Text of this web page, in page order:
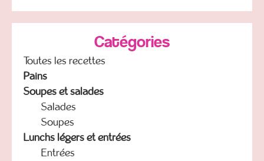
Catégories
Toutes les recettes
Pains
Soupes et salades
Salades
Soupes
Lunchs légers et entrées
Entrées